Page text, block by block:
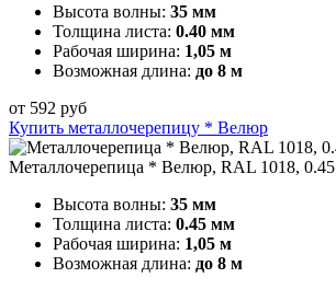
Высота волны: 35 мм
Толщина листа: 0.40 мм
Рабочая ширина: 1,05 м
Возможная длина: до 8 м
от 592 руб
Купить металлочерепицу * Велюр
Металлочерепица * Велюр, RAL 1018, 0.45
Высота волны: 35 мм
Толщина листа: 0.45 мм
Рабочая ширина: 1,05 м
Возможная длина: до 8 м